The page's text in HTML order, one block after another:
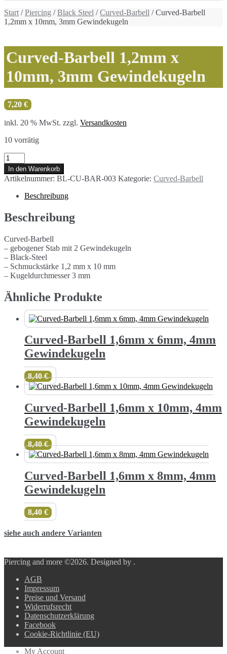
Start /Piercing /Black Steel /Curved-Barbell / Curved-Barbell
1,2mm x 10mm, 3mm Gewindekugeln
Curved-Barbell 1,2mm x
10mm, 3mm Gewindekugeln
7,20 €
inkl. 20 % MwSt. zzgl. Versandkosten
10 vorrätig
Curved-
Barbell
1,2mm
x
10mm,
Gewindekugeln
Menge
In den Warenkorb
Artikelnummer: BL-CU-BAR-003 Kategorie: Curved-Barbell
Beschreibung
Beschreibung
Curved-Barbell
– gebogener Stab mit 2 Gewindekugeln
– Black-Steel
– Schmuckstärke 1,2 mm x 10 mm
– Kugeldurchmesser 3 mm
Ähnliche Produkte
Curved-Barbell 1,6mm x 6mm, 4mm
Gewindekugeln
8,40€
Curved-Barbell 1,6mm x 10mm, 4mm
Gewindekugeln
8,40€
Curved-Barbell 1,6mm x 8mm, 4mm
Gewindekugeln
8,40 €
siehe auch andere Varianten
Piercing and more ©2026. Designed by .
AGB
Impressum
Preise und Versand
Widerrufsrecht
Datenschutzerklärung
Facebook
Cookie-Richtlinie (EU)
My Account